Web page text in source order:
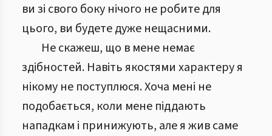
ви зі свого боку нічого не робите для
цього, ви будете дуже нещасними.
Не скажеш, що в мене немає
здібностей. Навіть якостями характеру я
нікому не поступлюся. Хоча мені не
подобається, коли мене піддають
нападкам і принижують, але я жив саме